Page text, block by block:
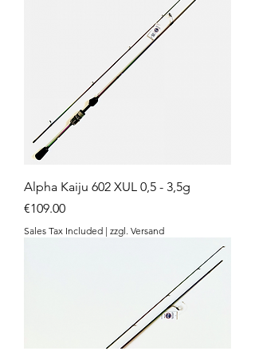
Alpha Kaiju 602 XUL 0,5 - 3,5g
Price
€109.00
Sales Tax Included | zzgl. Versand